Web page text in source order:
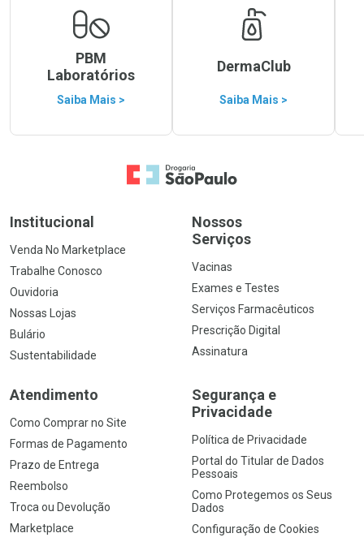
PBM
Laboratórios
Saiba Mais >
DermaClub
Saiba Mais >
Ir para a Home
Institucional
Venda No Marketplace
Trabalhe Conosco
Ouvidoria
Nossas Lojas
Bulário
Sustentabilidade
Nossos
Serviços
Vacinas
Exames e Testes
Serviços Farmacêuticos
Prescrição Digital
Assinatura
Atendimento
Como Comprar no Site
Formas de Pagamento
Prazo de Entrega
Reembolso
Troca ou Devolução
Marketplace
Segurança e
Privacidade
Política de Privacidade
Portal do Titular de Dados
Pessoais
Como Protegemos os Seus
Dados
Configuração de Cookies